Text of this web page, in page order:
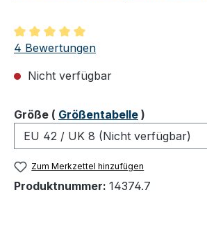
Durchschnittliche Bewertung von 5
4 Bewertungen
Nicht verfügbar
Größeauswählen
( Größentabelle )
Zum Merkzettel hinzufügen
Produktnummer: 14374.7